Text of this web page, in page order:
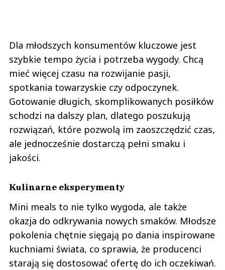
Dla młodszych konsumentów kluczowe jest
szybkie tempo życia i potrzeba wygody. Chcą
mieć więcej czasu na rozwijanie pasji,
spotkania towarzyskie czy odpoczynek.
Gotowanie długich, skomplikowanych posiłków
schodzi na dalszy plan, dlatego poszukują
rozwiązań, które pozwolą im zaoszczędzić czas,
ale jednocześnie dostarczą pełni smaku i
jakości.
Kulinarne eksperymenty
Mini meals to nie tylko wygoda, ale także
okazja do odkrywania nowych smaków. Młodsze
pokolenia chętnie sięgają po dania inspirowane
kuchniami świata, co sprawia, że producenci
starają się dostosować ofertę do ich oczekiwań.